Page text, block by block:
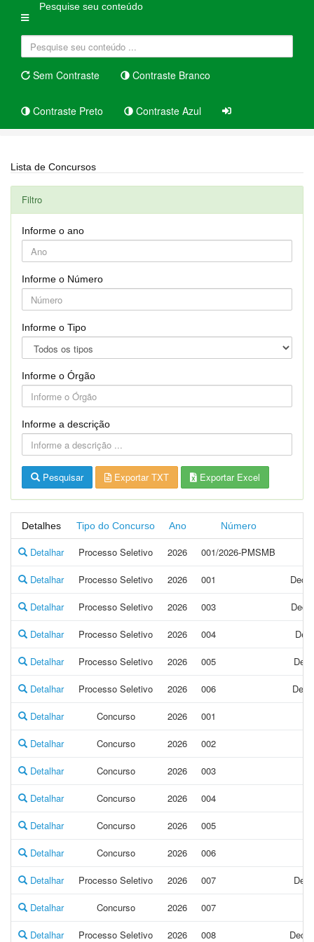
Pesquise seu conteúdo
Sem Contraste Contraste Branco
Contraste Preto Contraste Azul
Lista de Concursos
Filtro
Informe o ano
Informe o Número
Informe o Tipo
Informe o Órgão
Informe a descrição
Pesquisar Exportar TXT Exportar Excel
Detalhes Tipo do Concurso Ano Número
Detalhar Processo Seletivo 2026 001/2026-PMSMB
Detalhar Processo Seletivo 2026 001
Detalhar Processo Seletivo 2026 003
Detalhar Processo Seletivo 2026 004
Detalhar Processo Seletivo 2026 005
Detalhar Processo Seletivo 2026 006
Detalhar Concurso 2026 001
Detalhar Concurso 2026 002
Detalhar Concurso 2026 003
Detalhar Concurso 2026 004
Detalhar Concurso 2026 005
Detalhar Concurso 2026 006
Detalhar Processo Seletivo 2026 007
Detalhar Concurso 2026 007
Detalhar Processo Seletivo 2026 008